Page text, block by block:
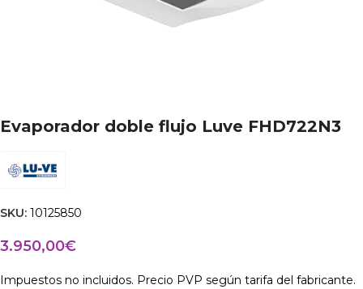
Evaporador doble flujo Luve FHD722N3
SKU: 10125850
3.950,00€
Impuestos no incluidos. Precio PVP según tarifa del fabricante.